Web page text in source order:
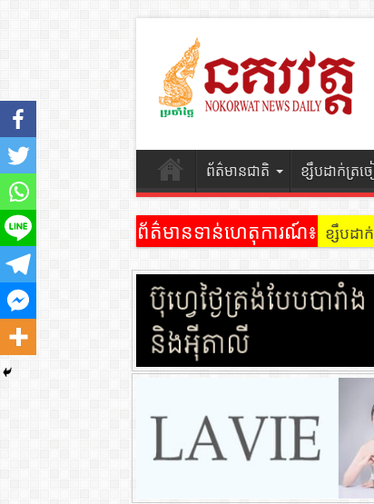
ព័ត៌មានជាតិ ខ្សឹបដាក់ត្រច
ព័ត៌មានទាន់ហេតុការណ៍៖ ខ្សឹបដា